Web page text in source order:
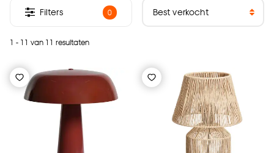
1 - 11 van 11 resultaten
Filters 0